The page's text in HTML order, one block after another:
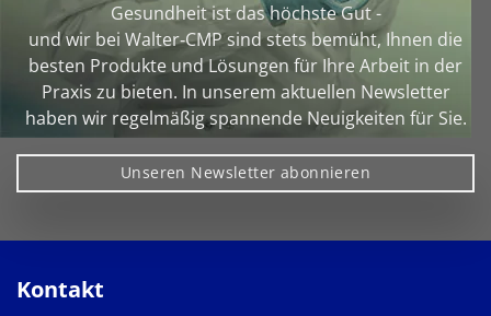
Gesundheit ist das höchste Gut -
und wir bei Walter‑CMP sind stets bemüht, Ihnen die
besten Produkte und Lösungen für Ihre Arbeit in der
Praxis zu bieten. In unserem aktuellen Newsletter
haben wir regelmäßig spannende Neuigkeiten für Sie.
Unseren Newsletter abonnieren
Kontakt